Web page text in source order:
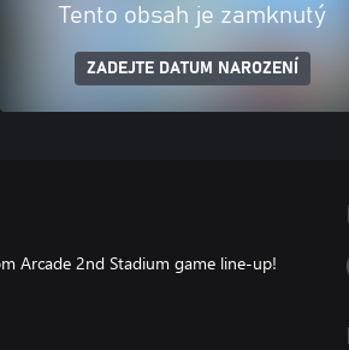
Tento obsah je zamknutý
ZADEJTE DATUM NAROZENÍ
Arcade 2nd Stadium game line-up!